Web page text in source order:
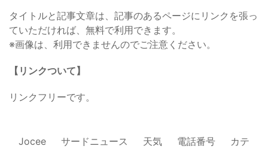
タイトルと記事文章は、記事のあるページにリンクを張っ
ていただければ、無料で利用できます。
※画像は、利用できませんのでご注意ください。
【リンクついて】
リンクフリーです。
Jocee サードニュース 天気 電話番号 カテ